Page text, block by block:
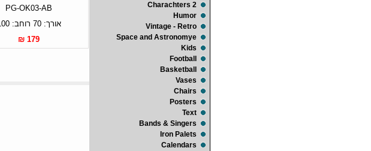
Charachters 2
Humor
Vintage - Retro
Space and Astronomye
Kids
Football
Basketball
Vases
Chairs
Posters
Text
Bands & Singers
Iron Palets
Calendars
PG-OK03-AB
אורך: 70 רוחב: 100
179 ₪